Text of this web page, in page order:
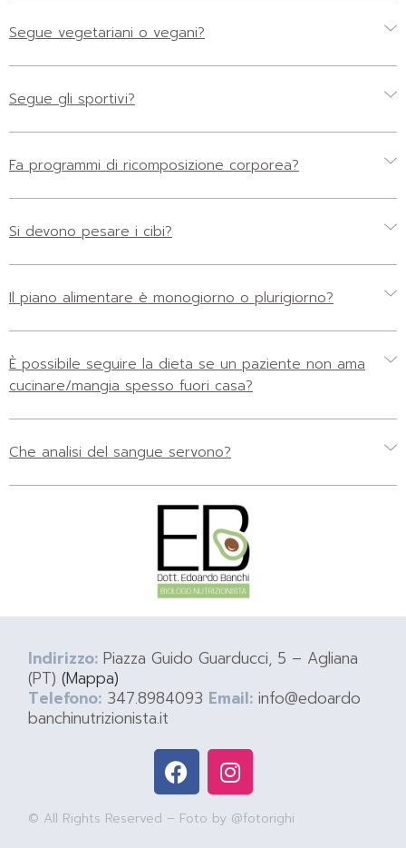
Segue vegetariani o vegani?
Segue gli sportivi?
Fa programmi di ricomposizione corporea?
Si devono pesare i cibi?
Il piano alimentare è monogiorno o plurigiorno?
È possibile seguire la dieta se un paziente non ama
cucinare/mangia spesso fuori casa?
Che analisi del sangue servono?
Indirizzo: Piazza Guido Guarducci, 5 – Agliana
(PT)(Mappa)
Telefono: 347.8984093 Email: info@edoardo
banchinutrizionista.it
© All Rights Reserved – Foto by @fotorighi